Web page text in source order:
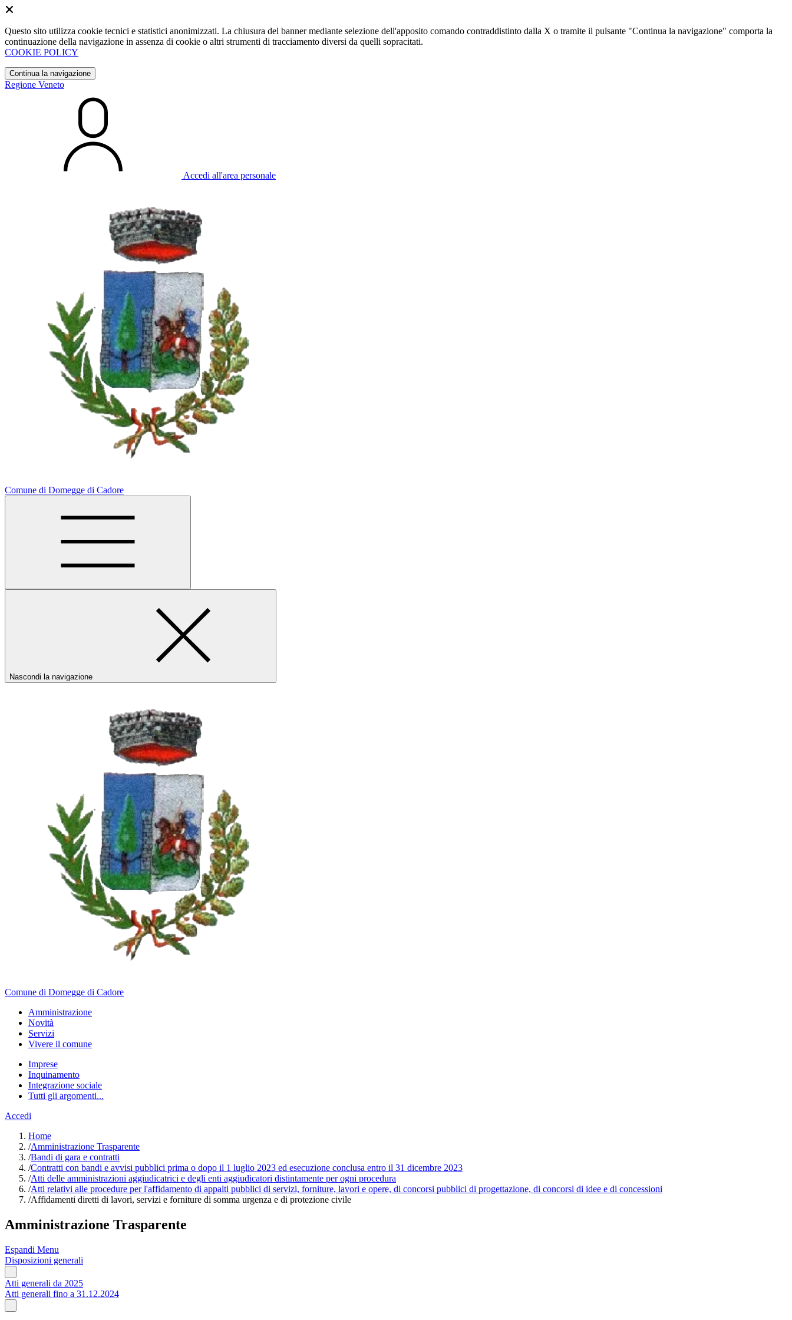
Questo sito utilizza cookie tecnici e statistici anonimizzati. La chiusura del banner mediante selezione dell'apposito comando contraddistinto dalla X o tramite il pulsante "Continua la navigazione" comporta la
continuazione della navigazione in assenza di cookie o altri strumenti di tracciamento diversi da quelli sopracitati.
COOKIE POLICY
Continua la navigazione
Regione Veneto
Accedi all'area personale
Comune di Domegge di Cadore
Nascondi la navigazione
Comune di Domegge di Cadore
Amministrazione
Novità
Servizi
Vivere il comune
Imprese
Inquinamento
Integrazione sociale
Tutti gli argomenti...
Accedi
Home
/Amministrazione Trasparente
/Bandi di gara e contratti
/Contratti con bandi e avvisi pubblici prima o dopo il 1 luglio 2023 ed esecuzione conclusa entro il 31 dicembre 2023
/Atti delle amministrazioni aggiudicatrici e degli enti aggiudicatori distintamente per ogni procedura
/Atti relativi alle procedure per l'affidamento di appalti pubblici di servizi, forniture, lavori e opere, di concorsi pubblici di progettazione, di concorsi di idee e di concessioni
/Affidamenti diretti di lavori, servizi e forniture di somma urgenza e di protezione civile
Amministrazione Trasparente
Espandi Menu
Disposizioni generali
Atti generali da 2025
Atti generali fino a 31.12.2024